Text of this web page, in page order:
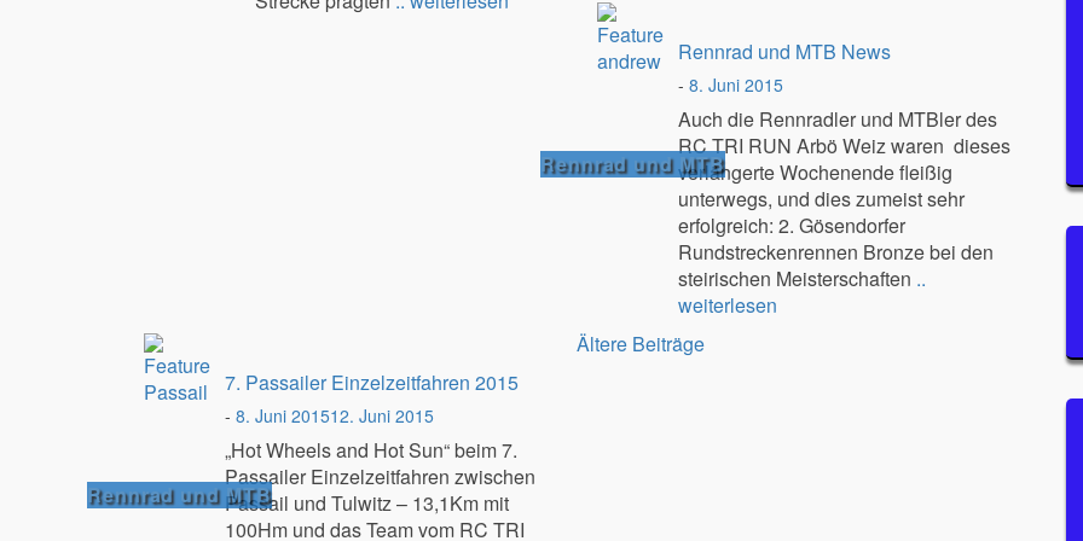
Rennrad und MTB
Rennrad und MTB News
- 8. Juni 2015
Auch die Rennradler und MTBler des
RC TRI RUN Arbö Weiz waren dieses
verlängerte Wochenende fleißig
unterwegs, und dies zumeist sehr
erfolgreich: 2. Gösendorfer
Rundstreckenrennen Bronze bei den
steirischen Meisterschaften ..
weiterlesen
Rennrad und MTB
7. Passailer Einzelzeitfahren 2015
- 8. Juni 201512. Juni 2015
„Hot Wheels and Hot Sun“ beim 7.
Passailer Einzelzeitfahren zwischen
Passail und Tulwitz – 13,1Km mit
100Hm und das Team vom RC TRI
Ältere Beiträge